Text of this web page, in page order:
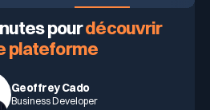
pourdécouvrir
plateforme
Geoffrey Cado
Business Developer